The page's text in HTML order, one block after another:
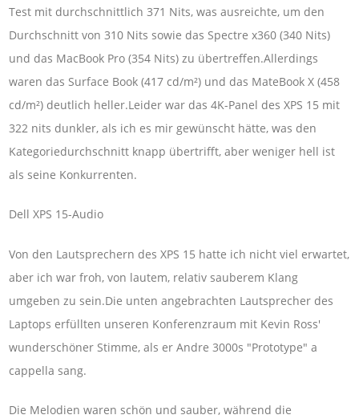
Test mit durchschnittlich 371 Nits, was ausreichte, um den
Durchschnitt von 310 Nits sowie das Spectre x360 (340 Nits)
und das MacBook Pro (354 Nits) zu übertreffen.Allerdings
waren das Surface Book (417 cd/m²) und das MateBook X (458
cd/m²) deutlich heller.Leider war das 4K-Panel des XPS 15 mit
322 nits dunkler, als ich es mir gewünscht hätte, was den
Kategoriedurchschnitt knapp übertrifft, aber weniger hell ist
als seine Konkurrenten.
Dell XPS 15-Audio
Von den Lautsprechern des XPS 15 hatte ich nicht viel erwartet,
aber ich war froh, von lautem, relativ sauberem Klang
umgeben zu sein.Die unten angebrachten Lautsprecher des
Laptops erfüllten unseren Konferenzraum mit Kevin Ross'
wunderschöner Stimme, als er Andre 3000s "Prototype" a
cappella sang.
Die Melodien waren schön und sauber, während die